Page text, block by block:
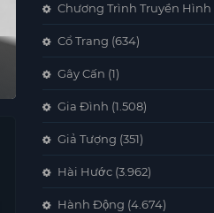
Chương Trình Truyền Hình
Cổ Trang (634)
Gây Cấn (1)
Gia Đình (1.508)
Giả Tượng (351)
Hài Hước (3.962)
Hành Động (4.674)